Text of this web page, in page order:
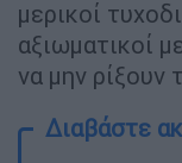
μερικοί
αξιωματικοί
να μην
Διαβάστε